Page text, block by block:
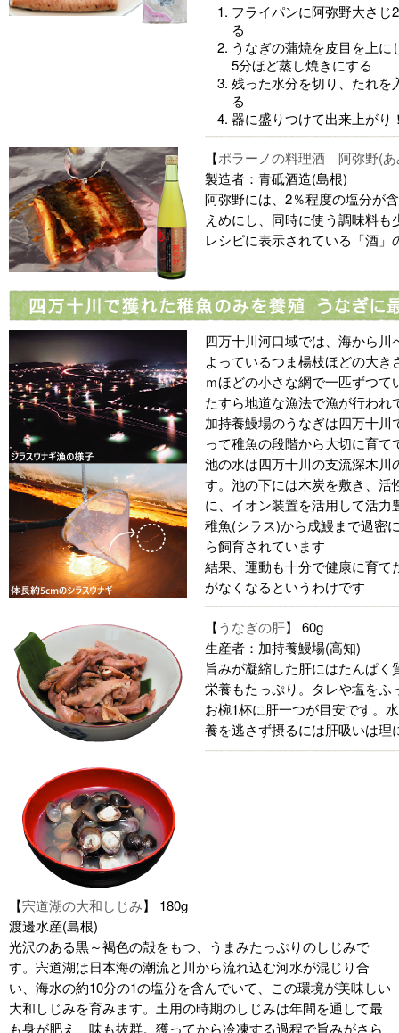
フライパンに阿弥野大さじ
る
うなぎの蒲焼を皮目を上
5分ほど蒸し焼きにする
残った水分を切り、たれを
る
器に盛りつけて出来上がり
【ポラーノの料理酒 阿弥野(あ
製造者：青砥酒造(島根)
阿弥野には、2％程度の塩分が
えめにし、同時に使う調味料
レシピに表示されている「酒」
四万十川河口域では、海から
よっているつま楊枝ほどの大
ｍほどの小さな網で一匹ずつ
たすら地道な漁法で漁が行われ
加持養鰻場のうなぎは四万十
って稚魚の段階から大切に育て
池の水は四万十川の支流深木
す。池の下には木炭を敷き、
に、イオン装置を活用して活
稚魚(シラス)から成鰻まで過密
ら飼育されています
結果、運動も十分で健康に育
がなくなるというわけです
【 うなぎの肝】 60g
生産者：加持養鰻場(高知)
旨みが凝縮した肝にはたんぱ
栄養もたっぷり。タレや塩を
お椀1杯に肝一つが目安です。
養を逃さず摂るには肝吸いは理
【宍道湖の大和しじみ】 180g
渡邊水産(島根)
光沢のある黒～褐色の殻をもつ、うまみたっぷりのしじみで
す。宍道湖は日本海の潮流と川から流れ込む河水が混じり合
い、海水の約10分の1の塩分を含んでいて、この環境が美味しい
大和しじみを育みます。土用の時期のしじみは年間を通して最
も身が肥え、味も抜群。獲ってから冷凍する過程で旨みがさら